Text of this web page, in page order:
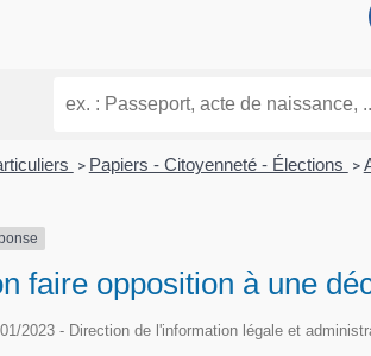
> Papiers - Citoyenneté - Élections >
faire opposition à une
2023 - Direction de l'information légale et